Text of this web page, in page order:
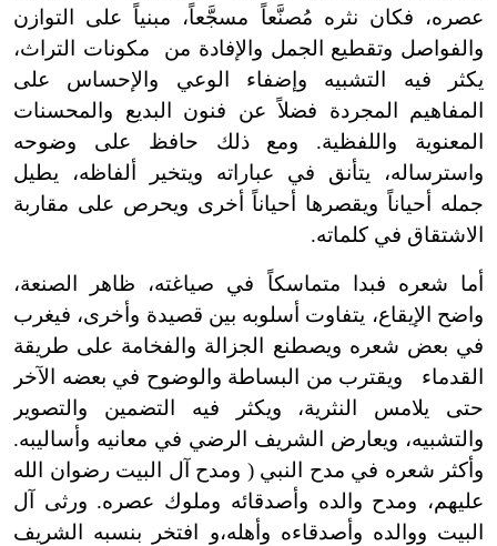
عصره، فكان نثره مُصنَّعاً مسجَّعاً، مبنياً على التوازن
والفواصل وتقطيع الجمل والإفادة من مكونات التراث،
يكثر فيه التشبيه وإضفاء الوعي والإحساس على
المفاهيم المجردة فضلاً عن فنون البديع والمحسنات
المعنوية واللفظية. ومع ذلك حافظ على وضوحه
واسترساله، يتأنق في عباراته ويتخير ألفاظه، يطيل
جمله أحياناً ويقصرها أحياناً أخرى ويحرص على مقاربة
الاشتقاق في كلماته.
أما شعره فبدا متماسكاً في صياغته، ظاهر الصنعة،
واضح الإيقاع، يتفاوت أسلوبه بين قصيدة وأخرى، فيغرب
في بعض شعره ويصطنع الجزالة والفخامة على طريقة
القدماء ويقترب من البساطة والوضوح في بعضه الآخر
حتى يلامس النثرية، ويكثر فيه التضمين والتصوير
والتشبيه، ويعارض الشريف الرضي في معانيه وأساليبه.
وأكثر شعره في مدح النبي ( ومدح آل البيت رضوان الله
عليهم، ومدح والده وأصدقائه وملوك عصره. ورثى آل
البيت ووالده وأصدقاءه وأهله،و افتخر بنسبه الشريف